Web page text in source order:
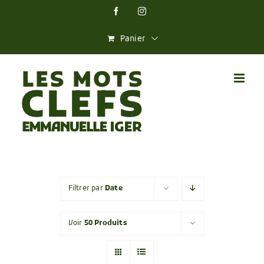
FacebookInstagram
Panier
Filtrer par Date
Voir 50 Produits